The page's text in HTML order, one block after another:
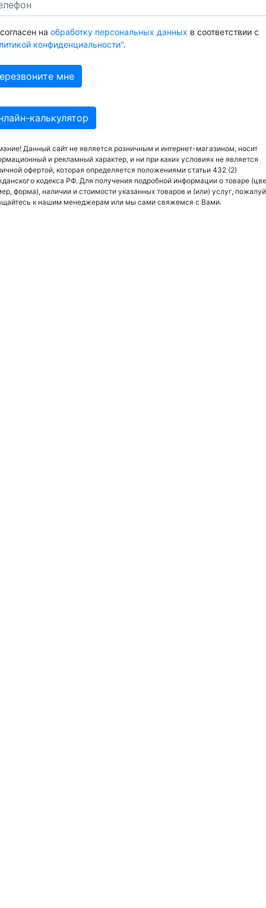
на обработку персональных данных в соответствии с
конфиденциальности".
калькулятор
Данный сайт не является розничным и интернет-магазином, носит
и рекламный характер, и ни при каких условиях не является
офертой, которая определяется положениями статьи 432 (2)
кодекса РФ. Для получения подробной информации о товаре
форма), наличии и стоимости указанных товаров и (или) услуг,
к нашим менеджерам или мы сами свяжемся с Вами.